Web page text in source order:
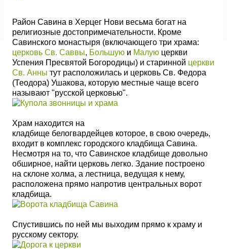
Район Савина в Херцег Нови весьма богат на
религиозные достопримечательности. Кроме
Савинского монастыря (включающего три храма:
церковь Св. Саввы, Большую и Малую церкви
Успения Пресвятой Богородицы) и старинной церкви
Св. Анны тут расположилась и церковь Св. Федора
(Теодора) Ушакова, которую местные чаще всего
называют "русской церковью".
Храм находится на
кладбище белогвардейцев которое, в свою очередь,
входит в комплекс городского кладбища Савина.
Несмотря на то, что Савинское кладбище довольно
обширное, найти церковь легко. Здание построено
на склоне холма, а лестница, ведущая к нему,
расположена прямо напротив центральных ворот
кладбища.
Спустившись по ней мы выходим прямо к храму и
русскому сектору.